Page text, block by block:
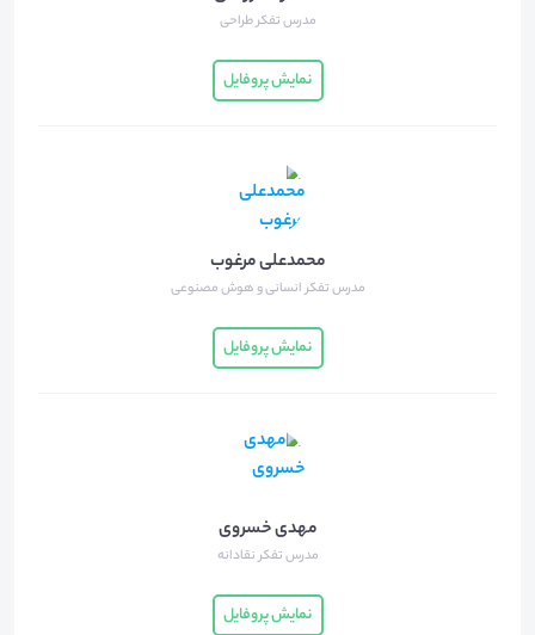
مدرس تفکر طراحی
نمایش پروفایل
محمدعلی مرغوب
مدرس تفکر انسانی و هوش مصنوعی
نمایش پروفایل
مهدی خسروی
مدرس تفکر نقادانه
نمایش پروفایل